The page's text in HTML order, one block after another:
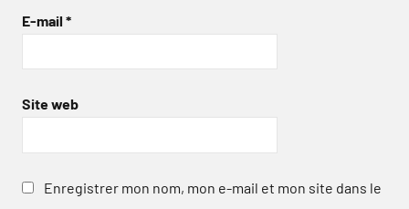
E-mail *
Site web
Enregistrer mon nom, mon e-mail et mon site dans le